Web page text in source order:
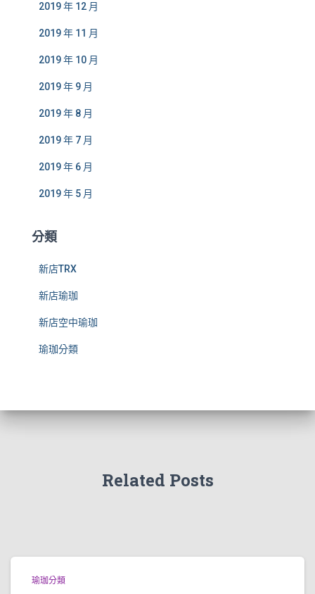
2019 年 12 月
2019 年 11 月
2019 年 10 月
2019 年 9 月
2019 年 8 月
2019 年 7 月
2019 年 6 月
2019 年 5 月
分類
新店TRX
新店瑜珈
新店空中瑜珈
瑜珈分類
Related Posts
瑜珈分類